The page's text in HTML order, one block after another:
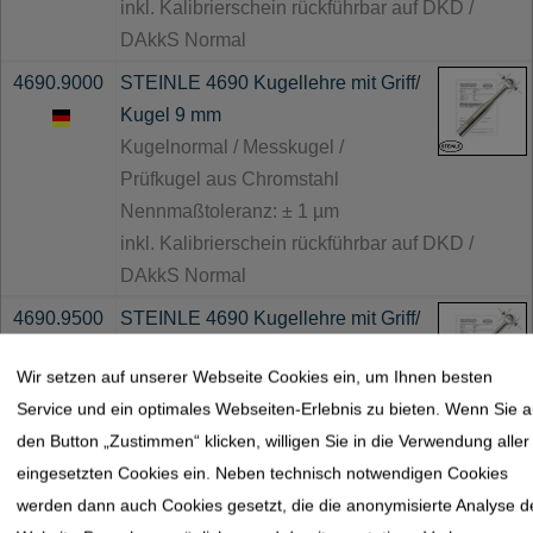
inkl. Kalibrierschein rückführbar auf DKD /
DAkkS Normal
4690.9000
STEINLE 4690 Kugellehre mit Griff/
Kugel 9 mm
Kugelnormal / Messkugel /
Prüfkugel aus Chromstahl
Nennmaßtoleranz: ± 1 µm
inkl. Kalibrierschein rückführbar auf DKD /
DAkkS Normal
4690.9500
STEINLE 4690 Kugellehre mit Griff/
Kugelnormal / Messkugel /
Prüfkugel aus Chromstahl
Nennmaßtoleranz: ± 1 µm
inkl. Kalibrierschein rückführbar auf DKD /
DAkkS Normal
Wir setzen auf unserer Webseite Cookies ein, um Ihnen besten
Service und ein optimales Webseiten-Erlebnis zu bieten. Wenn Sie
den Button „Zustimmen“ klicken, willigen Sie in die Verwendung aller
eingesetzten Cookies ein. Neben technisch notwendigen Cookies
werden dann auch Cookies gesetzt, die die anonymisierte Analyse